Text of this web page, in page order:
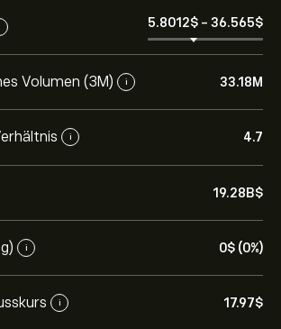
5.8012‎$‎ - 36.565‎$‎
Volumen (3M) i 33.18M
i 4.7
19.28B‎$‎
i 0‎$‎ (0%)
i 17.97‎$‎